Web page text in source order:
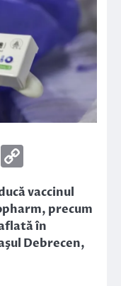
Email
Link
vaccinul
precum
în
Debrecen,